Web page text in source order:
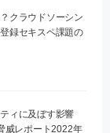
クラウドソーシン
録セキスペ課題の
ィに及ぼす影響
威レポート2022年